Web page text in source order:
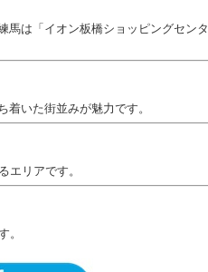
馬は「イオン板橋ショッピングセンタ
いた街並みが魅力です。
エリアです。
。